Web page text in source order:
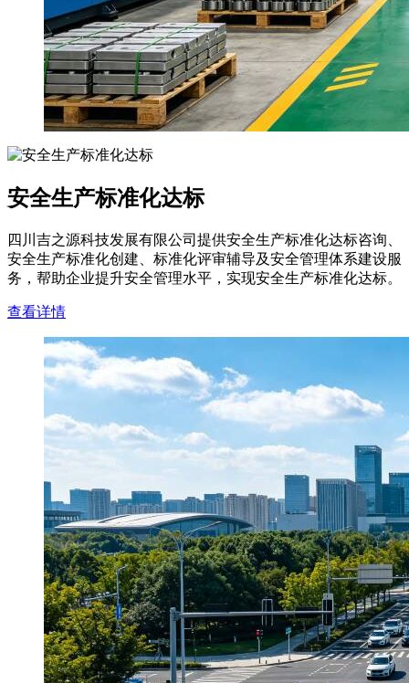
安全生产标准化达标
四川吉之源科技发展有限公司提供安全生产标准化达标咨询、
安全生产标准化创建、标准化评审辅导及安全管理体系建设服
务，帮助企业提升安全管理水平，实现安全生产标准化达标。
查看详情